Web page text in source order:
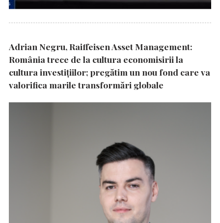
Adrian Negru, Raiffeisen Asset Management:
România trece de la cultura economisirii la
cultura investițiilor; pregătim un nou fond care va
valorifica marile transformări globale